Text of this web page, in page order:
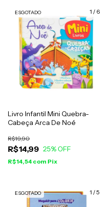
1 / 6
ESGOTADO
Livro Infantil Mini Quebra-
Cabeça Arca De Noé
R$14,99
R$19,90
25% OFF
R$14,54 com Pix
1 /5
ESGOTADO